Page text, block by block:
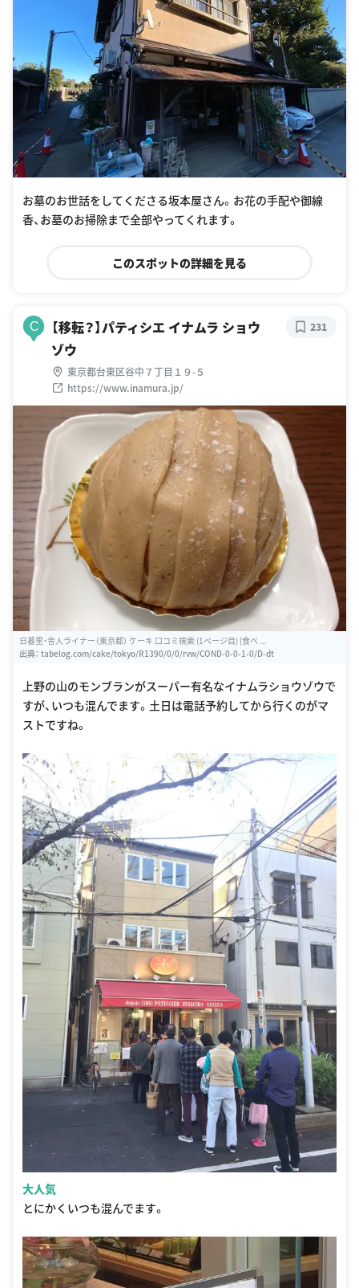
お墓のお世話をしてくださる坂本屋さん。お花の手配や御線
香、お墓のお掃除まで全部やってくれます。
このスポットの詳細を見る
C
【移転？】パティシエ イナムラ ショウ
ゾウ
東京都台東区谷中７丁目１９-５
https://www.inamura.jp/
231
日暮里・舎人ライナー（東京都） ケーキ 口コミ検索 (1ページ目) [食べ ...
出典： tabelog.com/cake/tokyo/R1390/0/0/rvw/COND-0-0-1-0/D-dt
上野の山のモンブランがスーパー有名なイナムラショウゾウで
すが、いつも混んでます。土日は電話予約してから行くのがマ
ストですね。
大人気
とにかくいつも混んでます。